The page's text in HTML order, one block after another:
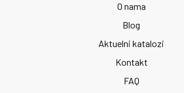
O nama
Blog
Aktuelni katalozi
Kontakt
FAQ